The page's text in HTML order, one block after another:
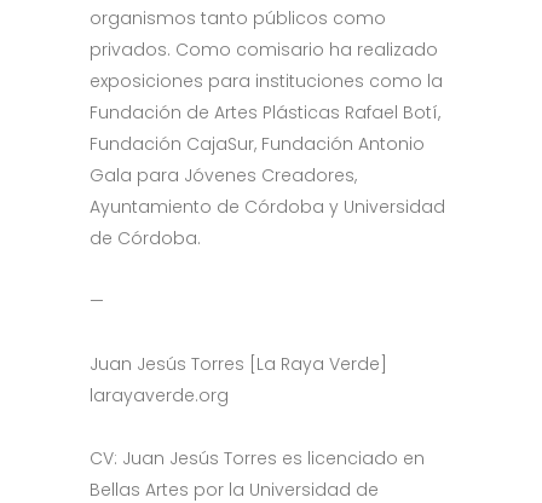
organismos tanto públicos como
privados. Como comisario ha realizado
exposiciones para instituciones como la
Fundación de Artes Plásticas Rafael Botí,
Fundación CajaSur, Fundación Antonio
Gala para Jóvenes Creadores,
Ayuntamiento de Córdoba y Universidad
de Córdoba.
—
Juan Jesús Torres [La Raya Verde]
larayaverde.org
CV: Juan Jesús Torres es licenciado en
Bellas Artes por la Universidad de